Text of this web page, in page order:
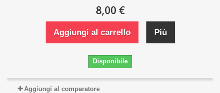
8,00 €
Aggiungi al carrello Più
Disponibile
Aggiungi al comparatore